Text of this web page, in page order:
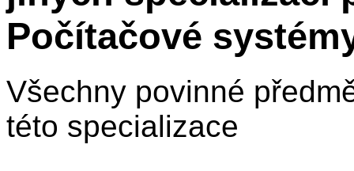
Počítačové
Všechny povinné
této specializace